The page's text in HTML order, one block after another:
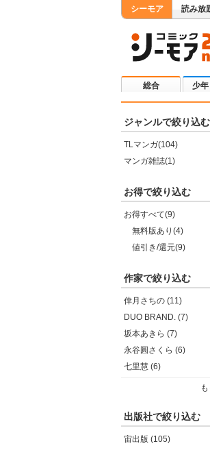
シーモア 読み放
総合 少
ジャンルで絞り込む
TLマンガ(104)
マンガ雑誌(1)
お得で絞り込む
お得すべて(9)
無料版あり(4)
値引き/還元(9)
作家で絞り込む
倖月さちの (11)
DUO BRAND. (7)
坂本あきら (7)
永谷圓さくら (6)
七里慧 (6)
出版社で絞り込む
宙出版 (105)